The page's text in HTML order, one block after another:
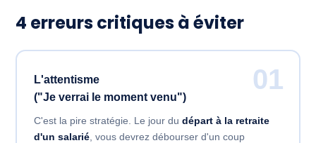
4 erreurs critiques à éviter
01
L'attentisme
("Je verrai le moment venu")
C'est la pire stratégie. Le jour du départ à la retraite
d'un salarié, vous devrez débourser d'un coup